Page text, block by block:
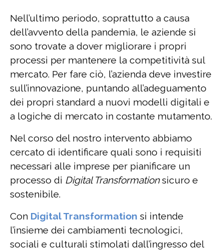
Nell’ultimo periodo, soprattutto a causa
dell’avvento della pandemia, le aziende si
sono trovate a dover migliorare i propri
processi per mantenere la competitività sul
mercato. Per fare ciò, l’azienda deve investire
sull’innovazione, puntando all’adeguamento
dei propri standard a nuovi modelli digitali e
a logiche di mercato in costante mutamento.
Nel corso del nostro intervento abbiamo
cercato di identificare quali sono i requisiti
necessari alle imprese per pianificare un
processo di Digital Transformationsicuro e
sostenibile.
Con Digital Transformation si intende
l’insieme dei cambiamenti tecnologici,
sociali e culturali stimolati dall’ingresso del